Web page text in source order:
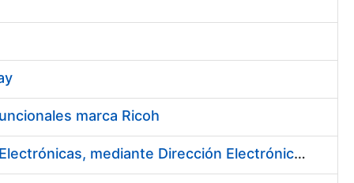
marca Ricoh
Contratación de un Sistema de Notificaciones y Comunicaciones Electrónicas, mediante Dirección Electrónica Habilitada